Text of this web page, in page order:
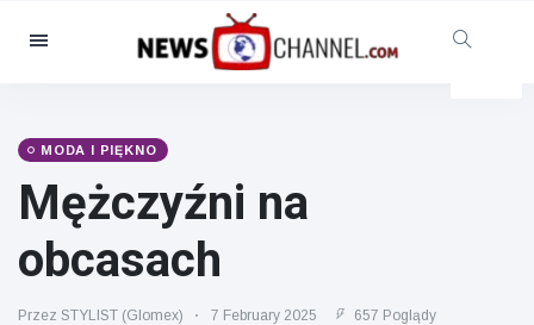
Kategorie
Opieka społeczna i zabawa
Kino i telewizja
(81)
Sport
MODA I PIĘKNO
Mężczyźni na
obcasach
Przez STYLIST (Glomex) 7 February 2025 657 Poglądy